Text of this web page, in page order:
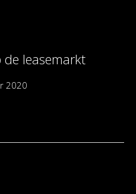
leasemarkt
2020